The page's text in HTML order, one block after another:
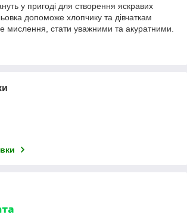
у пригоді для створення яскравих
допоможе хлопчику та дівчаткам
мислення, стати уважними та акуратними.